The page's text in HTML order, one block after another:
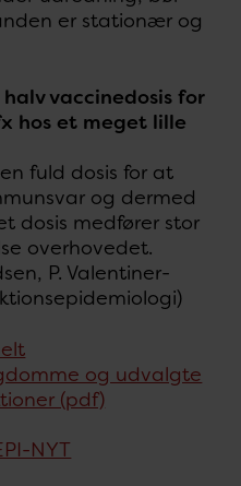
er stationær og
vaccinedosis for
hos et meget lille
fuld dosis for at
og dermed
dosis medfører stor
overhovedet.
P. Valentiner-
og udvalgte
(pdf)
NYT